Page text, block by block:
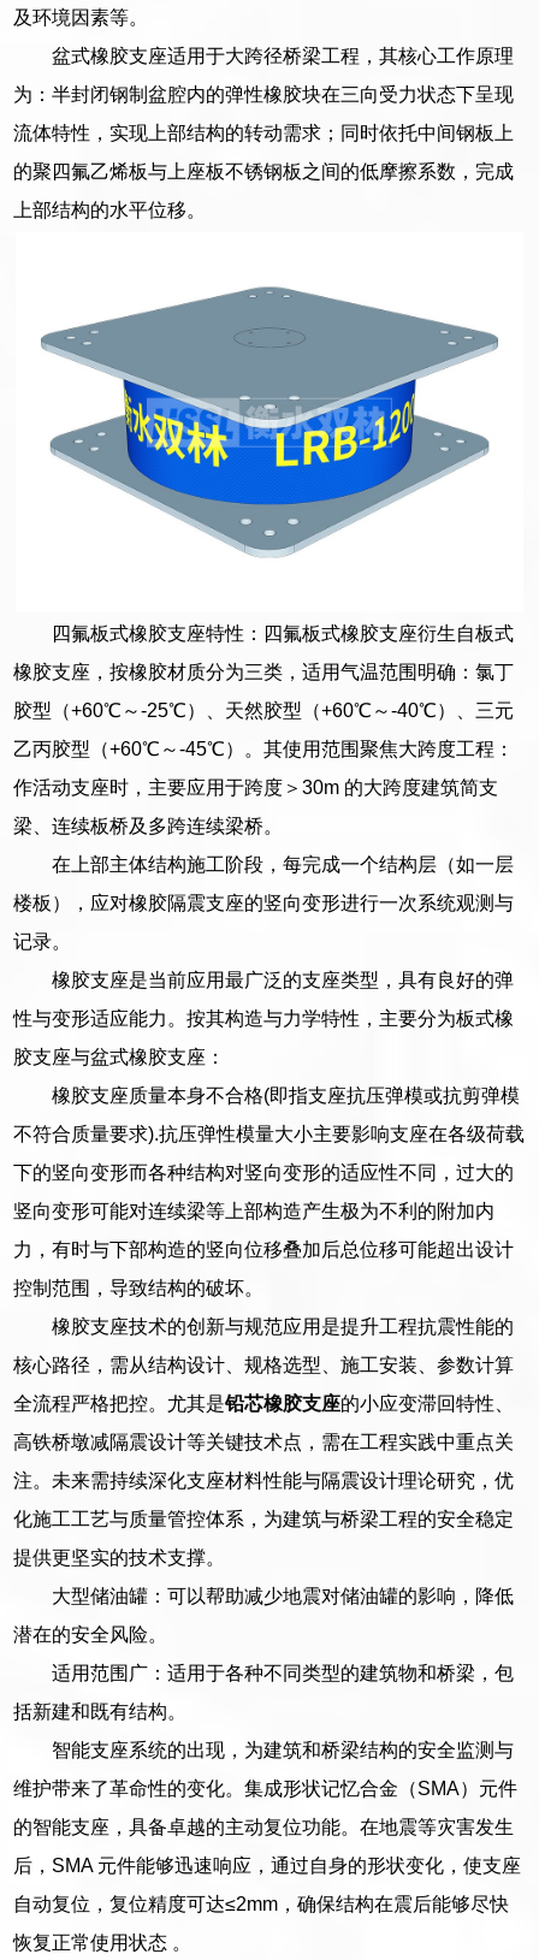
及环境因素等。
盆式橡胶支座适用于大跨径桥梁工程，其核心工作原理
为：半封闭钢制盆腔内的弹性橡胶块在三向受力状态下呈现
流体特性，实现上部结构的转动需求；同时依托中间钢板上
的聚四氟乙烯板与上座板不锈钢板之间的低摩擦系数，完成
上部结构的水平位移。
四氟板式橡胶支座特性：四氟板式橡胶支座衍生自板式
橡胶支座，按橡胶材质分为三类，适用气温范围明确：氯丁
胶型（+60℃～-25℃）、天然胶型（+60℃～-40℃）、三元
乙丙胶型（+60℃～-45℃）。其使用范围聚焦大跨度工程：
作活动支座时，主要应用于跨度＞30m 的大跨度建筑简支
梁、连续板桥及多跨连续梁桥。
在上部主体结构施工阶段，每完成一个结构层（如一层
楼板），应对橡胶隔震支座的竖向变形进行一次系统观测与
记录。
橡胶支座是当前应用最广泛的支座类型，具有良好的弹
性与变形适应能力。按其构造与力学特性，主要分为板式橡
胶支座与盆式橡胶支座：
橡胶支座质量本身不合格(即指支座抗压弹模或抗剪弹模
不符合质量要求).抗压弹性模量大小主要影响支座在各级荷载
下的竖向变形而各种结构对竖向变形的适应性不同，过大的
竖向变形可能对连续梁等上部构造产生极为不利的附加内
力，有时与下部构造的竖向位移叠加后总位移可能超出设计
控制范围，导致结构的破坏。
橡胶支座技术的创新与规范应用是提升工程抗震性能的
核心路径，需从结构设计、规格选型、施工安装、参数计算
全流程严格把控。尤其是铅芯橡胶支座的小应变滞回特性、
高铁桥墩减隔震设计等关键技术点，需在工程实践中重点关
注。未来需持续深化支座材料性能与隔震设计理论研究，优
化施工工艺与质量管控体系，为建筑与桥梁工程的安全稳定
提供更坚实的技术支撑。
大型储油罐：可以帮助减少地震对储油罐的影响，降低
潜在的安全风险。
适用范围广：适用于各种不同类型的建筑物和桥梁，包
括新建和既有结构。
智能支座系统的出现，为建筑和桥梁结构的安全监测与
维护带来了革命性的变化。集成形状记忆合金（SMA）元件
的智能支座，具备卓越的主动复位功能。在地震等灾害发生
后，SMA 元件能够迅速响应，通过自身的形状变化，使支座
自动复位，复位精度可达≤2mm，确保结构在震后能够尽快
恢复正常使用状态 。